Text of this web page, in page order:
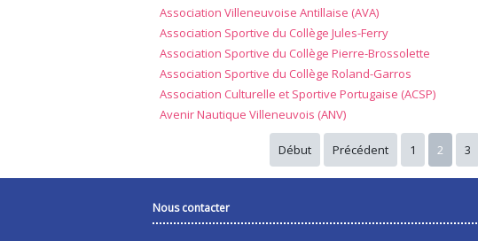
Association Villeneuvoise Antillaise (AVA)
Association Sportive du Collège Jules-Ferry
Association Sportive du Collège Pierre-Brossolette
Association Sportive du Collège Roland-Garros
Association Culturelle et Sportive Portugaise (ACSP)
Avenir Nautique Villeneuvois (ANV)
Début Précédent 1 2 3
Nous contacter